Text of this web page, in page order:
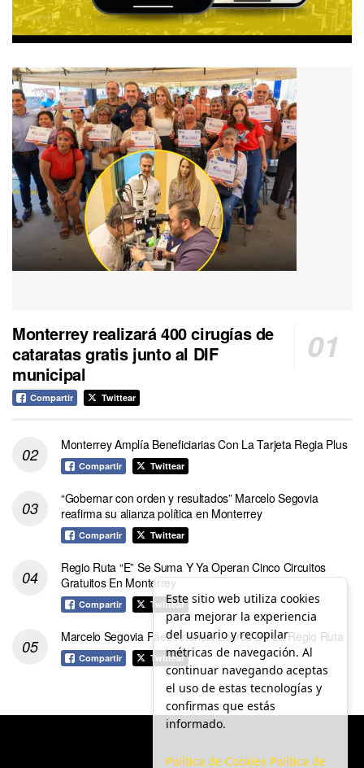
Monterrey realizará 400 cirugías de
cataratas gratis junto al DIF
municipal
Compartir Twittear
Monterrey Amplía Beneficiarias Con La Tarjeta Regia Plus
Compartir Twittear
“Gobernar con orden y resultados” Marcelo Segovia
reafirma su alianza política en Monterrey
Compartir Twittear
Regio Ruta “E” Se Suma Y Ya Operan Cinco Circuitos
Gratuitos En Monterrey
Compartir Twittear
Marcelo Segovia Páez Anuncia Logros De La Regio Ruta
Compartir Twittear
Este sitio web utiliza cookies
para mejorar la experiencia
del usuario y recopilar
métricas de navegación. Al
continuar navegando aceptas
el uso de estas tecnologías y
confirmas que estás
informado.
Política de Cookies Política de